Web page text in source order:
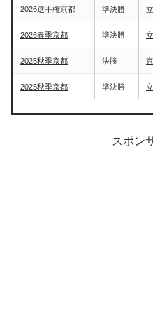
2026選手権京都 準決勝
2026春季京都 準決勝
2025秋季京都 決勝
2025秋季京都 準決勝
スポン